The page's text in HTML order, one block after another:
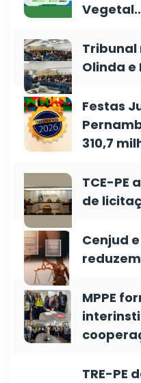
Tribunal
Olinda
Festas
310,7
TCE-PE
de
Cenjud
MPPE
TRE-PE